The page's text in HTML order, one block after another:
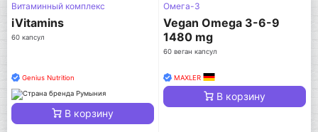
Витаминный комплекс
iVitamins
60 капсул
Genius Nutrition
В корзину
Омега-3
Vegan Omega 3-6-9
1480 mg
60 веган капсул
MAXLER
В корзину